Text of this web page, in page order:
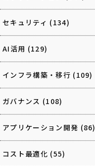
セキュリティ (134)
AI活用 (129)
インフラ構築・移行 (109)
ガバナンス (108)
アプリケーション開発 (86)
コスト最適化 (55)